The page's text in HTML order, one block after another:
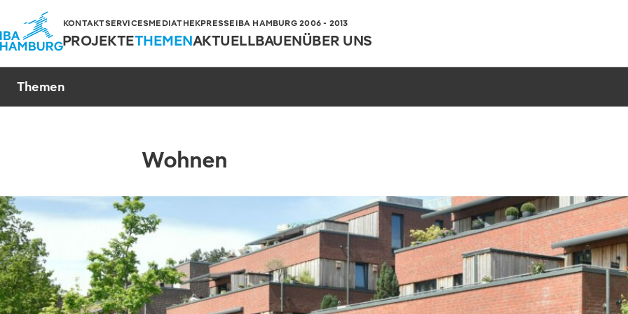
PROJEKTETHEMENAKTUELLBAUENÜBER UNS
SERVICESMEDIATHEKPRESSE IBA HAMBURG 2006 - 2013
KONTAKT
Themen
Wohnen